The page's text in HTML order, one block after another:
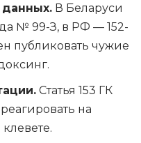
В Беларуси
№ 99-З, в РФ — 152-
публиковать чужие
Статья 153 ГК
на